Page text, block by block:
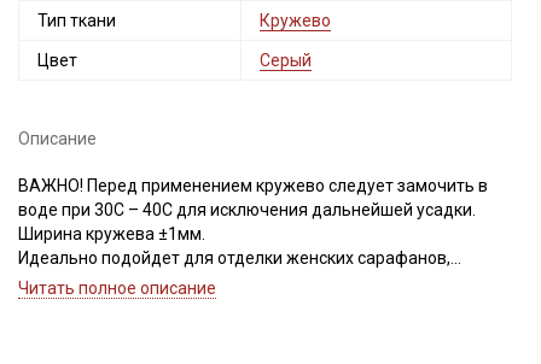
Тип ткани Кружево
Цвет Серый
Описание
ВАЖНО! Перед применением кружево следует замочить в
воде при 30С – 40С для исключения дальнейшей усадки.
Ширина кружева ±1мм.
Идеально подойдет для отделки женских сарафанов,
платьев, юбок, рукавов.
Читать полное описание